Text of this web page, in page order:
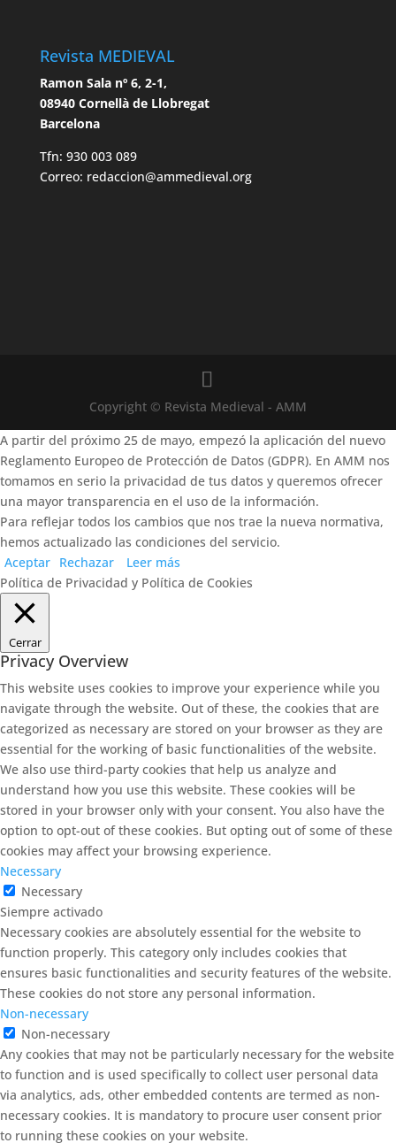
Revista MEDIEVAL
Ramon Sala nº 6, 2-1,
08940 Cornellà de Llobregat
Barcelona
Tfn: 930 003 089
Correo: redaccion@ammedieval.org
Copyright © Revista Medieval - AMM
A partir del próximo 25 de mayo, empezó la aplicación del nuevo
Reglamento Europeo de Protección de Datos (GDPR). En AMM nos
tomamos en serio la privacidad de tus datos y queremos ofrecer
una mayor transparencia en el uso de la información.
Para reflejar todos los cambios que nos trae la nueva normativa,
hemos actualizado las condiciones del servicio.
Aceptar Rechazar
Leer más
Política de Privacidad y Política de Cookies
Cerrar
Privacy Overview
This website uses cookies to improve your experience while you
navigate through the website. Out of these, the cookies that are
categorized as necessary are stored on your browser as they are
essential for the working of basic functionalities of the website.
We also use third-party cookies that help us analyze and
understand how you use this website. These cookies will be
stored in your browser only with your consent. You also have the
option to opt-out of these cookies. But opting out of some of these
cookies may affect your browsing experience.
Necessary
Necessary
Siempre activado
Necessary cookies are absolutely essential for the website to
function properly. This category only includes cookies that
ensures basic functionalities and security features of the website.
These cookies do not store any personal information.
Non-necessary
Non-necessary
Any cookies that may not be particularly necessary for the website
to function and is used specifically to collect user personal data
via analytics, ads, other embedded contents are termed as non-
necessary cookies. It is mandatory to procure user consent prior
to running these cookies on your website.